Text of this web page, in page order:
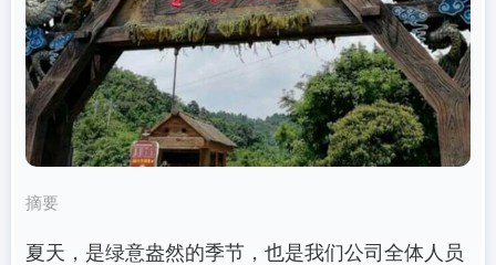
摘要
夏天，是绿意盎然的季节，也是我们公司全体人员